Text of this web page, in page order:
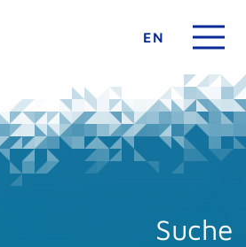
EN
Suche